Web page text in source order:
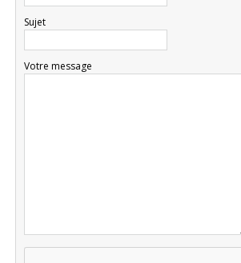
Sujet
Votre message